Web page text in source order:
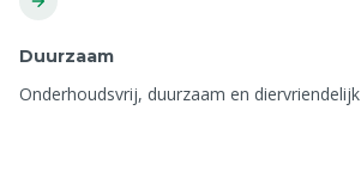
Duurzaam
Onderhoudsvrij, duurzaam en diervriendelijk